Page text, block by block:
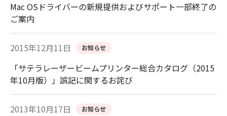
Mac OSドライバーの新規提供およびサポート一部終了の
ご案内
2015年12月11日 お知らせ
「サテラレーザービームプリンター総合カタログ（2015
年10月版）」誤記に関するお詫び
2013年10月17日 お知らせ